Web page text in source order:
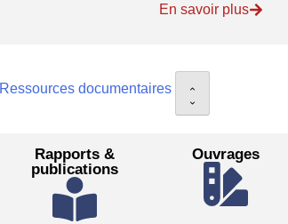
En savoir plus
Ressources documentaires
Rapports &
publications
Ouvrages